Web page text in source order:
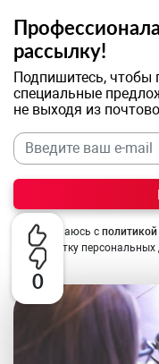
0
рассылку!
Подпишитесь, чтобы
специальные
не выходя из
Соглашаюсь с
обработку